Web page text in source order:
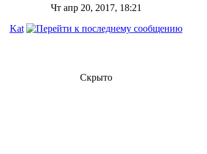
Чт апр 20, 2017, 18:21
Kat
Скрыто